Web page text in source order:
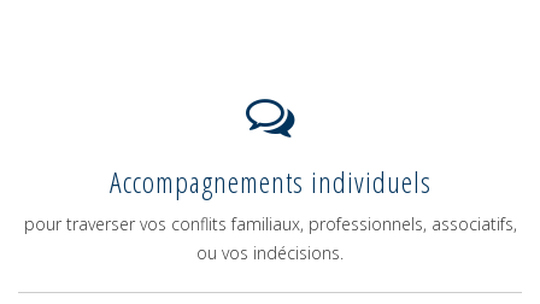
Accompagnements individuels
pour traverser vos conflits familiaux, professionnels, associatifs,
ou vos indécisions.